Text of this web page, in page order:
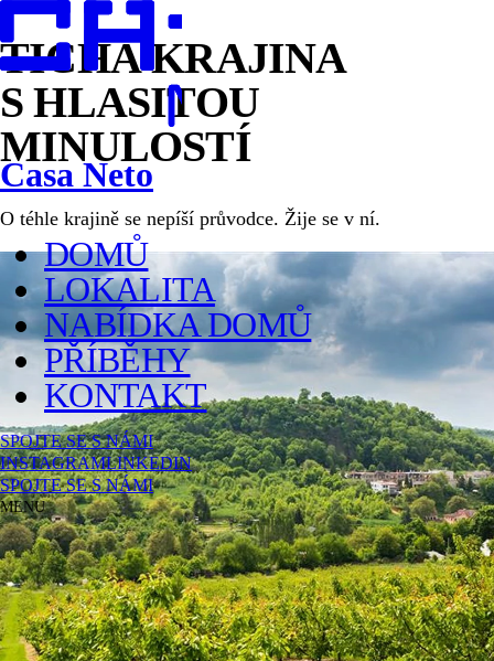
Casa Neto
DOMŮ
LOKALITA
NABÍDKA DOMŮ
PŘÍBĚHY
KONTAKT
SPOJTE SE S NÁMI
INSTAGRAMLINKEDIN
SPOJTE SE S NÁMI
MENU
TICHÁ KRAJINA
S HLASITOU
MINULOSTÍ
O téhle krajině se nepíší průvodce. Žije se v ní.